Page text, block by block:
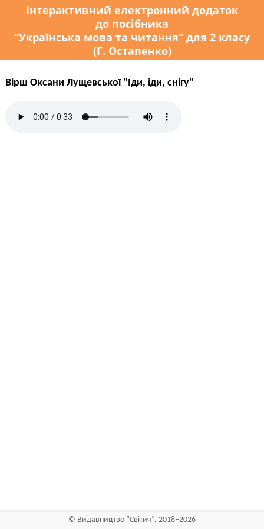
Інтерактивний електронний додаток
до посібника
“Українська мова та читання” для 2 класу
(Г. Остапенко)
Вірш Оксани Лущевської "Іди, іди, снігу"
© Видавництво “Світич”, 2018–2026